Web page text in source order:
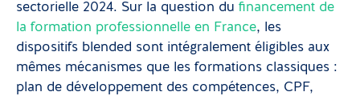
sectorielle 2024. Sur la question du financement de
la formation professionnelle en France, les
dispositifs blended sont intégralement éligibles aux
mêmes mécanismes que les formations classiques :
plan de développement des compétences, CPF,